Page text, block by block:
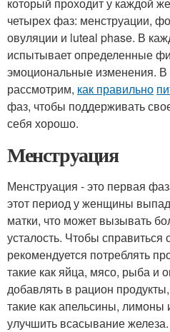
четырех фаз: менструации,
овуляции и luteal phase. В
испытывает определенные
эмоциональные изменения. В
рассмотрим, как правильно
фаз, чтобы поддерживать
себя хорошо.
Менструация
Менструация - это первая
этот период у женщины
матки, что может вызывать
усталость. Чтобы
рекомендуется потреблять
такие как яйца, мясо, рыба и
добавлять в рацион
такие как апельсины, лимоны
улучшить всасывание железа.